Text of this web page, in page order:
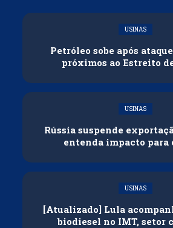
USINAS
Petróleo sobe após
próximos ao Estreito
USINAS
Rússia suspende
entenda impacto para
USINAS
[Atualizado] Lula
biodiesel no IMT, setor